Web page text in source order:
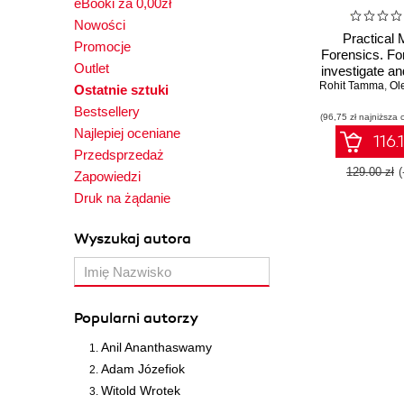
eBooki za 0,00zł
Nowości
Promocje
Outlet
Ostatnie sztuki
Bestsellery
Najlepiej oceniane
Przedsprzedaż
Zapowiedzi
Druk na żądanie
Wyszukaj autora
Popularni autorzy
Anil Ananthaswamy
Adam Józefiok
Witold Wrotek
Practical
Forensics.
investigate
iOS,
Fourth
Rohit Tamma,
(96,75 zł najniższa
129.00 zł